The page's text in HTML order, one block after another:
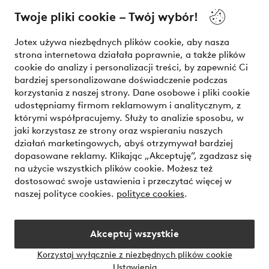
Twoje pliki cookie – Twój wybór!
Jotex używa niezbędnych plików cookie, aby nasza
strona internetowa działała poprawnie, a także plików
cookie do analizy i personalizacji treści, by zapewnić Ci
bardziej spersonalizowane doświadczenie podczas
korzystania z naszej strony. Dane osobowe i pliki cookie
udostępniamy firmom reklamowym i analitycznym, z
którymi współpracujemy. Służy to analizie sposobu, w
jaki korzystasz ze strony oraz wspieraniu naszych
działań marketingowych, abyś otrzymywał bardziej
dopasowane reklamy. Klikając „Akceptuję”, zgadzasz się
na użycie wszystkich plików cookie. Możesz też
dostosować swoje ustawienia i przeczytać więcej w
naszej polityce cookies. polityce cookies.
Akceptuj wszystkie
Korzystaj wyłącznie z niezbędnych plików cookie
Warunki
Bezpieczne płatności - zapłać teraz lub podziel się
Chcesz dowiedzieć się więcej o naszych opcjach płatności